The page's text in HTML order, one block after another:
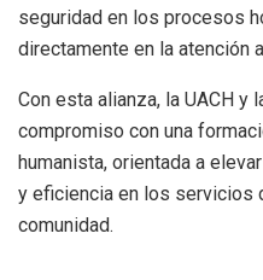
seguridad en los procesos
directamente en la atención
Con esta alianza, la UACH y
compromiso con una
humanista, orientada a
y eficiencia en los servicios
comunidad.